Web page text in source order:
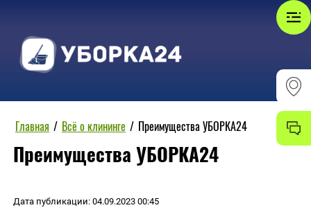
Главная / Всё о клининге / Преимущества УБОРКА24
Преимущества УБОРКА24
Дата публикации: 04.09.2023 00:45